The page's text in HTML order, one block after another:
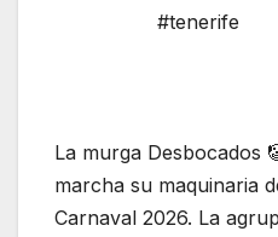
#tenerife
La murga Desbocados
marcha su maquinaria
Carnaval 2026. La